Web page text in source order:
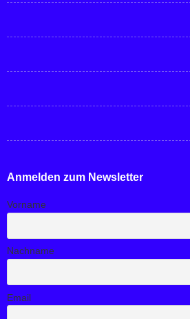
Anmelden zum Newsletter
Vorname
Nachname
Email